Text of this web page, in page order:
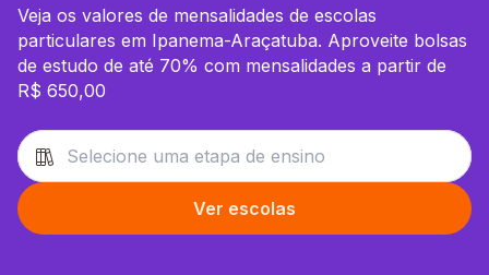
Veja os valores de mensalidades de escolas
particulares em Ipanema-Araçatuba. Aproveite bolsas
de estudo de até 70% com mensalidades a partir de
R$ 650,00
Ver escolas